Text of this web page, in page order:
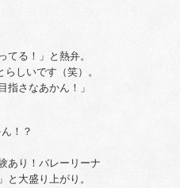
てる！」と熱弁。
しいです（笑）。
指さなあかん！」
！？
あり！バレーリーナ
と大盛り上がり。